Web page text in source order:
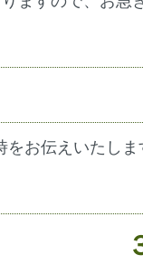
お伝えいたしま